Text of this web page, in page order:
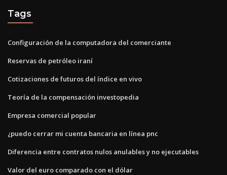
Tags
Configuración de la computadora del comerciante
Reservas de petróleo iraní
Cotizaciones de futuros del índice en vivo
Teoría de la compensación investopedia
Empresa comercial popular
¿puedo cerrar mi cuenta bancaria en línea pnc
Diferencia entre contratos nulos anulables y no ejecutables
Valor del euro comparado con el dólar